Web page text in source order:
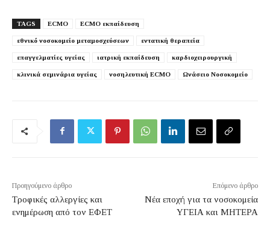
TAGS ECMO ECMO εκπαίδευση
εθνικό νοσοκομείο μεταμοσχεύσεων εντατική θεραπεία
επαγγελματίες υγείας ιατρική εκπαίδευση καρδιοχειρουργική
κλινικά σεμινάρια υγείας νοσηλευτική ECMO Ωνάσειο Νοσοκομείο
Προηγούμενο άρθρο
Τροφικές αλλεργίες και
ενημέρωση από τον ΕΦΕΤ
Επόμενο άρθρο
Νέα εποχή για τα νοσοκομεία
ΥΓΕΙΑ και ΜΗΤΕΡΑ